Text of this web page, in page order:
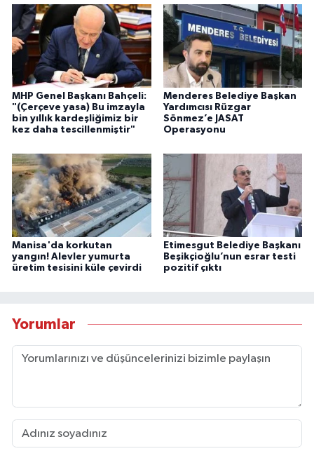
MHP Genel Başkanı Bahçeli:
"(Çerçeve yasa) Bu imzayla
bin yıllık kardeşliğimiz bir
kez daha tescillenmiştir"
Menderes Belediye Başkan
Yardımcısı Rüzgar
Sönmez’e JASAT
Operasyonu
Manisa'da korkutan
yangın! Alevler yumurta
üretim tesisini küle çevirdi
Etimesgut Belediye Başkanı
Beşikçioğlu’nun esrar testi
pozitif çıktı
Yorumlar